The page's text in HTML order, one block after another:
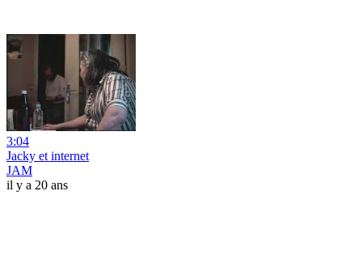
3:04
Jacky et internet
JAM
il y a 20 ans